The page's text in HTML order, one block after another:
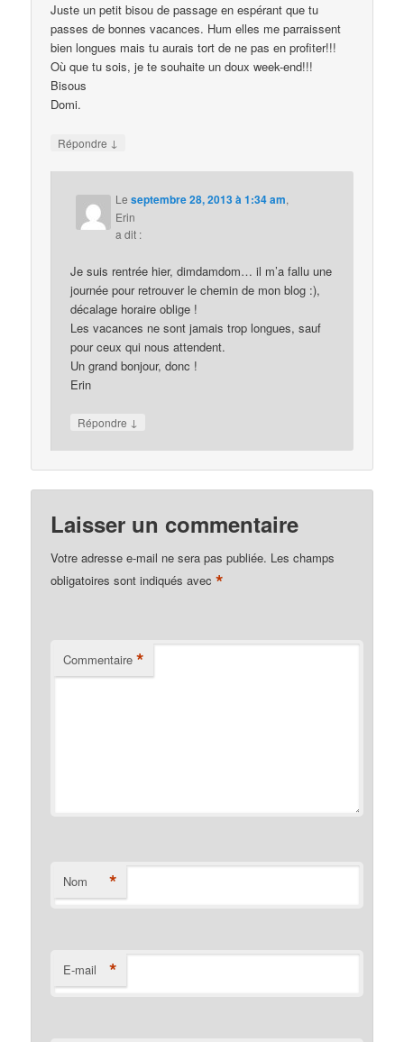
Juste un petit bisou de passage en espérant que tu
passes de bonnes vacances. Hum elles me parraissent
bien longues mais tu aurais tort de ne pas en profiter!!!
Où que tu sois, je te souhaite un doux week-end!!!
Bisous
Domi.
Répondre ↓
Leseptembre 28, 2013 à 1:34 am,
Erin
a dit :
Je suis rentrée hier, dimdamdom… il m’a fallu une
journée pour retrouver le chemin de mon blog :),
décalage horaire oblige !
Les vacances ne sont jamais trop longues, sauf
pour ceux qui nous attendent.
Un grand bonjour, donc !
Erin
Répondre ↓
Laisser un commentaire
Votre adresse e-mail ne sera pas publiée. Les champs
obligatoires sont indiqués avec*
Commentaire *
Nom *
E-mail *